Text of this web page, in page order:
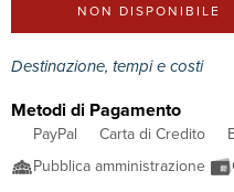
NON DISPONIBILE
Destinazione, tempi e costi
Metodi di Pagamento
PayPal Carta di Credito
Pubblica amministrazione